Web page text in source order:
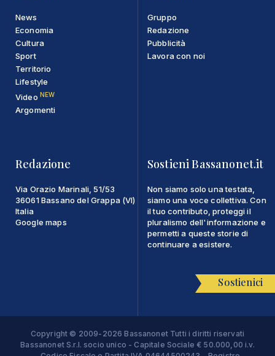
News
Economia
Cultura
Sport
Territorio
Lifestyle
Video NEW
Argomenti
Gruppo
Redazione
Pubblicità
Lavora con noi
Redazione
Via Orazio Marinali, 51/53
36061 Bassano del Grappa (VI)
Italia
Google maps
Sostieni Bassanonet.it
Non siamo solo una testata,
siamo una voce collettiva. Con
il tuo contributo, proteggi il
pluralismo dell'informazione e
permetti a queste storie di
continuare a esistere.
Sostienici
Copyright © 2009-2026 Bassanonet Tutti i diritti riservati
Bassanonet S.r.l. socio unico - Capitale Sociale € 50.000,00 i.v.